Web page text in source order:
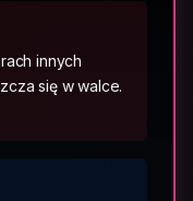
innych
się w walce.